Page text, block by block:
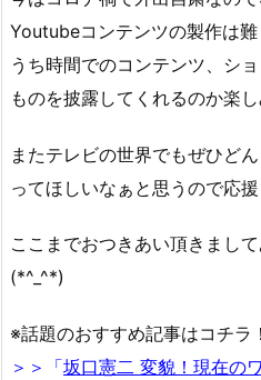
Youtubeコンテンツの製作は
うち時間でのコンテンツ、シ
ものを披露してくれるのか楽し
またテレビの世界でもぜひど
ってほしいなぁと思うので応援
ここまでおつきあい頂きまし
(*^_^*)
※話題のおすすめ記事はコチラ！
＞＞「坂口憲二 変貌！現在の